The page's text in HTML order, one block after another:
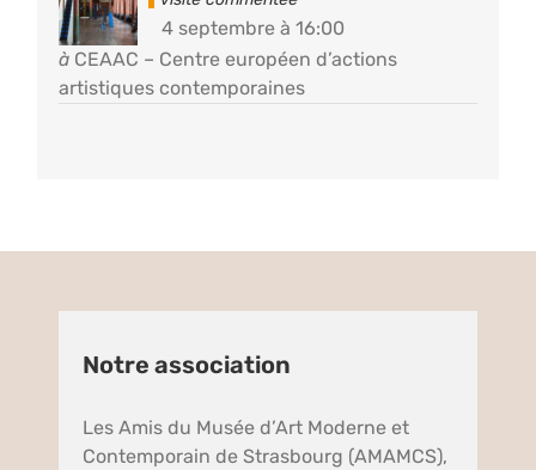
4 septembre à 16:00
à CEAAC – Centre européen d’actions
artistiques contemporaines
Notre association
Les Amis du Musée d’Art Moderne et
Contemporain de Strasbourg (AMAMCS),